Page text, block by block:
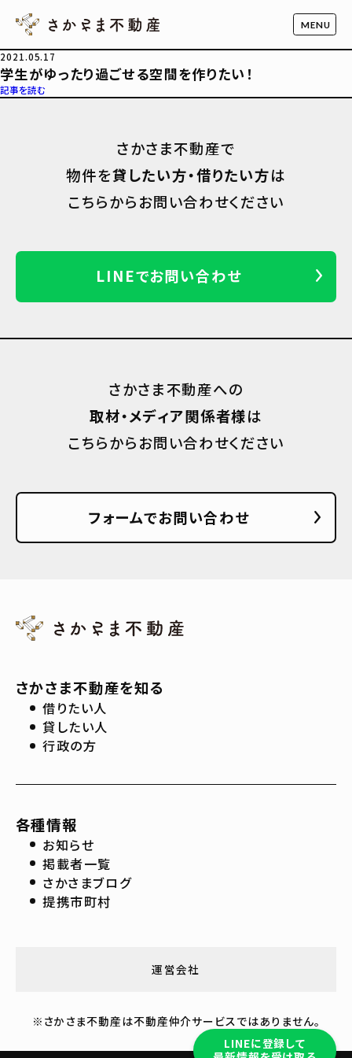
2021.05.17
学生がゆったり過ごせる空間を作りたい！
記事を読む
LINEに登録して
さかさま不動産で
物件を貸したい方・借りたい方は
こちらからお問い合わせください
LINEでお問い合わせ
さかさま不動産への
取材・メディア関係者様は
こちらからお問い合わせください
フォームでお問い合わせ
さかさま不動産を知る
借りたい人
貸したい人
行政の方
各種情報
お知らせ
掲載者一覧
さかさまブログ
提携市町村
運営会社
※さかさま不動産は不動産仲介サービスではありません。